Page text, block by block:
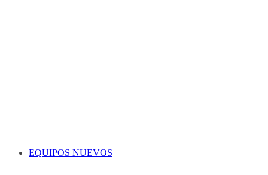
EQUIPOS NUEVOS